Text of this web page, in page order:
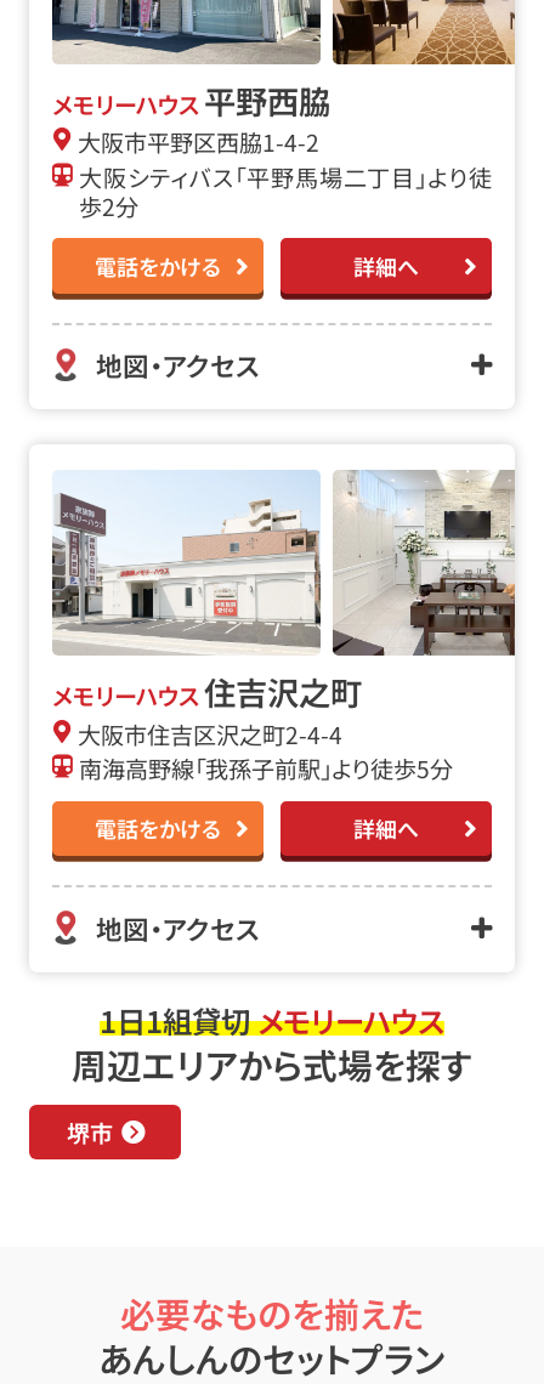
メモリーハウス平野西脇
大阪市平野区西脇1-4-2
大阪シティバス「平野馬場二丁目」より徒
歩2分
電話をかける 詳細へ
地図・アクセス
メモリーハウス住吉沢之町
大阪市住吉区沢之町2-4-4
南海高野線「我孫子前駅」より徒歩5分
電話をかける 詳細へ
地図・アクセス
1日1組貸切メモリーハウス
周辺エリアから式場を探す
堺市
必要なものを揃えた
あんしんのセットプラン